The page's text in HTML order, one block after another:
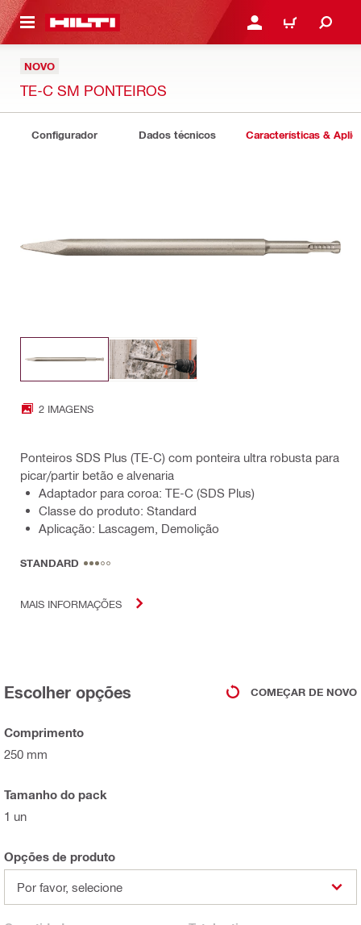
CONTENT ENTRAR OU REGISTAR
CARRINHO
NOVO
TE-C SM PONTEIROS
Configurador Dados técnicos Características &
2 IMAGENS
Ponteiros SDS Plus (TE-C) com ponteira ultra robusta para
picar/partir betão e alvenaria
Adaptador para coroa: TE-C (SDS Plus)
Classe do produto: Standard
Aplicação: Lascagem, Demolição
STANDARD
MAIS INFORMAÇÕES
Escolher opções COMEÇAR DE NOVO
Comprimento
250 mm
Tamanho do pack
1 un
Opções de produto
Por favor, selecione